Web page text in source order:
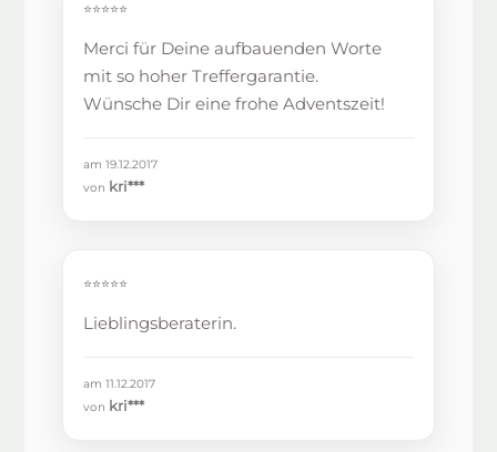
⭐⭐⭐⭐⭐
Merci für Deine aufbauenden Worte
mit so hoher Treffergarantie.
Wünsche Dir eine frohe Adventszeit!
am 19.12.2017
von kri***
⭐⭐⭐⭐⭐
Lieblingsberaterin.
am 11.12.2017
von kri***